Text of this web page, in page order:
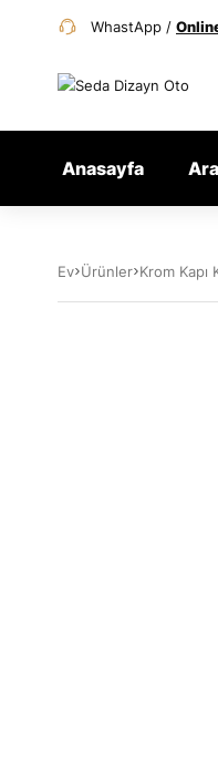
WhastApp /
Anasayfa
Ev Ürünler Krom Kapı